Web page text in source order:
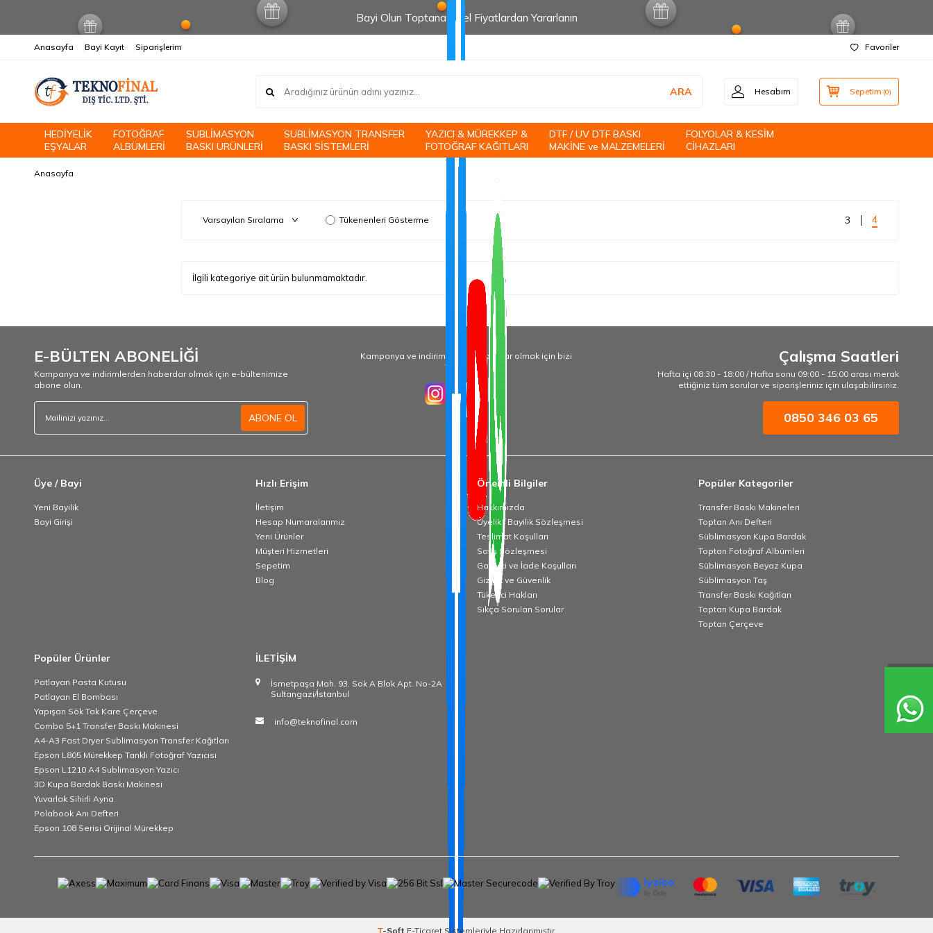
Bayi Olun Toptana Özel Fiyatlardan Yararlanın
Anasayfa Bayi Kayıt Siparişlerim Favoriler
ARA Hesabım Sepetim (0)
HEDİYELİK
EŞYALAR
FOTOĞRAF
ALBÜMLERİ
SUBLİMASYON
BASKI ÜRÜNLERİ
SUBLİMASYON TRANSFER
BASKI SİSTEMLERİ
YAZICI & MÜREKKEP &
FOTOĞRAF KAĞITLARI
DTF / UV DTF BASKI
MAKİNE ve MALZEMELERİ
FOLYOLAR & KESİM
CİHAZLARI
Anasayfa
Tükenenleri Gösterme 3 4
İlgili kategoriye ait ürün bulunmamaktadır.
E-BÜLTEN ABONELİĞİ
Kampanya ve indirimlerden haberdar olmak için e-bültenimize
abone olun.
ABONE OL
Kampanya ve indirimlerden haberdar olmak için bizi
Takip Edin!
Çalışma Saatleri
Hafta içi 08:30 - 18:00 / Hafta sonu 09:00 - 15:00 arası merak
ettiğiniz tüm sorular ve siparişleriniz için ulaşabilirsiniz.
0850 346 03 65
Üye / Bayi
Yeni Bayilik
Bayi Girişi
Hızlı Erişim
İletişim
Hesap Numaralarımız
Yeni Ürünler
Müşteri Hizmetleri
Sepetim
Blog
Önemli Bilgiler
Hakkımızda
Üyelik / Bayilik Sözleşmesi
Teslimat Koşulları
Satış Sözleşmesi
Garanti ve İade Koşulları
Gizlilik ve Güvenlik
Tüketici Hakları
Sıkça Sorulan Sorular
Popüler Kategoriler
Transfer Baskı Makineleri
Toptan Anı Defteri
Süblimasyon Kupa Bardak
Toptan Fotoğraf Albümleri
Süblimasyon Beyaz Kupa
Süblimasyon Taş
Transfer Baskı Kağıtları
Toptan Kupa Bardak
Toptan Çerçeve
Popüler Ürünler
Patlayan Pasta Kutusu
Patlayan El Bombası
Yapışan Sök Tak Kare Çerçeve
Combo 5+1 Transfer Baskı Makinesi
A4-A3 Fast Dryer Sublimasyon Transfer Kağıtları
Epson L805 Mürekkep Tanklı Fotoğraf Yazıcısı
Epson L1210 A4 Sublimasyon Yazıcı
3D Kupa Bardak Baskı Makinesi
Yuvarlak Sihirli Ayna
Polabook Anı Defteri
Epson 108 Serisi Orijinal Mürekkep
İLETİŞİM
İsmetpaşa Mah. 93. Sok A Blok Apt. No-2A
Sultangazi/İstanbul
info@teknofinal.com
T-Soft E-TicaretSistemleriyle Hazırlanmıştır.